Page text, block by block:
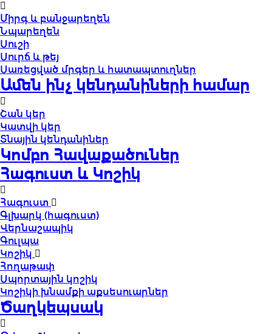
Միրգ և բանջարեղեն
Նպարեղեն
Սուշի
Սուրճ և թեյ
Սառեցված մրգեր և հատապտուղներ
Ամեն ինչ կենդանիների համար
Շան կեր
Կատվի կեր
Տնային կենդանիներ
Կոմբո Հավաքածուներ
Հագուստ և Կոշիկ
Հագուստ
Գլխարկ (հագուստ)
Վերնաշապիկ
Գուլպա
Կոշիկ
Հողաթափ
Սպորտային կոշիկ
Կոշիկի խնամքի աքսեսուարներ
Ծաղկեպսակ